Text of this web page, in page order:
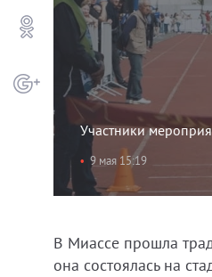
Участники
9 мая 15:19
В Миассе прошла
она состоялась на